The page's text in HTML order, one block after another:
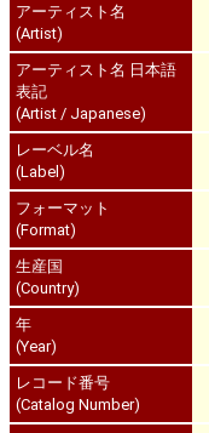
アーティスト名
(Artist)
アーティスト名 日本語
表記
(Artist / Japanese)
レーベル名
(Label)
フォーマット
(Format)
生産国
(Country)
年
(Year)
レコード番号
(Catalog Number)